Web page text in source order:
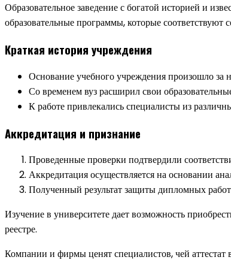
Образовательное заведение с богатой историей и
образовательные программы, которые соответствуют
Краткая история учреждения
Основание учебного учреждения произошло за
Со временем вуз расширил свои
К работе привлекались специалисты из
Аккредитация и признание
Проведенные проверки подтвердили
Аккредитация осуществляется на основании
Полученный результат защиты дипломных
Изучение в университете дает возможность
реестре.
Компании и фирмы ценят специалистов, чей